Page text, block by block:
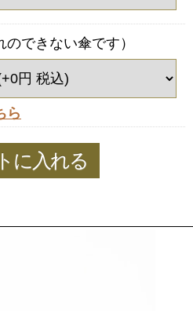
できない傘です）
ら